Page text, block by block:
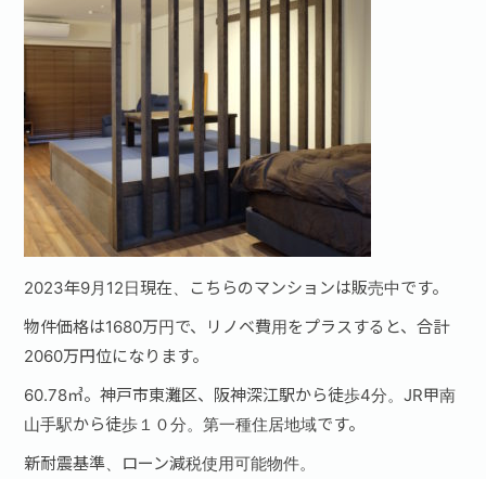
2023年9月12日現在、こちらのマンションは販売中です。
物件価格は1680万円で、リノベ費用をプラスすると、合計
2060万円位になります。
60.78㎥。神戸市東灘区、阪神深江駅から徒歩4分。JR甲南
山手駅から徒歩１０分。第一種住居地域です。
新耐震基準、ローン減税使用可能物件。